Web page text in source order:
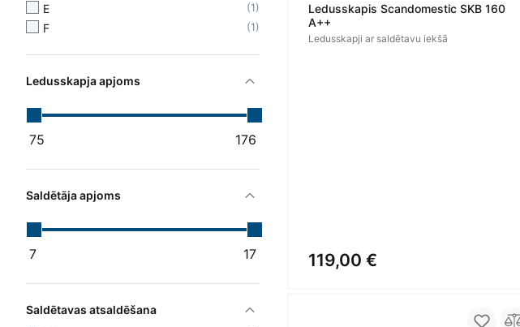
E 1
F 1
Ledusskapja apjoms
75 176
Saldētāja apjoms
7 17
Saldētavas atsaldēšana
Ledusskapis Scandomestic SKB 160
A++
Ledusskapji ar saldētavu iekšā
119,00 €